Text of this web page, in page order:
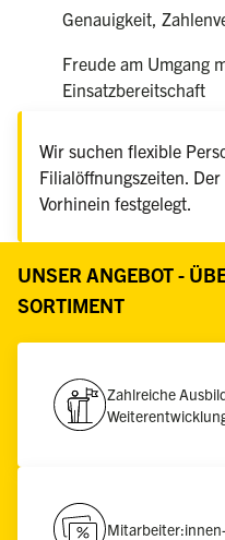
Genauigkeit,
Freude am Umgang
Einsatzbereitschaft
Wir suchen flexible
Filialöffnungszeiten.
Vorhinein festgelegt.
UNSER ANGEBOT -
SORTIMENT
Zahlreiche